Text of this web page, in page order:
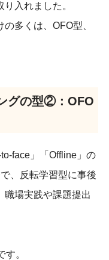
入れました。
多くは、OFO型、
グの型②：OFO
face」「Offline」の
、反転学習型に事後
職場実践や課題提出
。